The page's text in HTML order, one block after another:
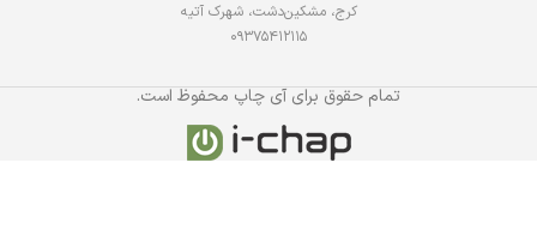
کرج، مشکین‌دشت، شهرک آتیه
09375412115
تمام حقوق برای آی چاپ محفوظ است.